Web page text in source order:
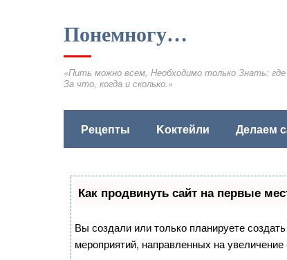
Понемногу…
«Пить можно всем, Необходимо только Знать: где
За что, когда и сколько.»
Рецепты Kоктейли Делаем
Как продвинуть сайт на первые
Вы создали или только планируете
мероприятий, направленных на